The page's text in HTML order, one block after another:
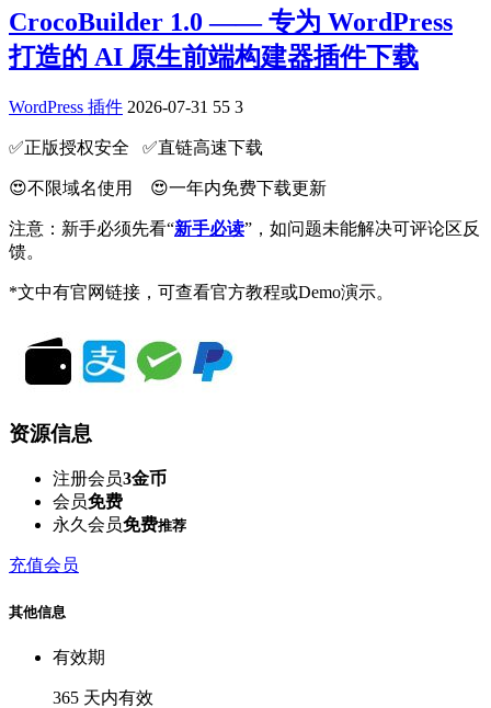
CrocoBuilder 1.0 —— 专为 WordPress
打造的 AI 原生前端构建器插件下载
WordPress 插件 2026-07-31 55 3
✅️正版授权安全 ✅️直链高速下载
😍不限域名使用 😍一年内免费下载更新
注意：新手必须先看“新手必读”，如问题未能解决可评论区反
馈。
*文中有官网链接，可查看官方教程或Demo演示。
资源信息
注册会员3金币
会员免费
永久会员免费推荐
充值会员
其他信息
有效期
365 天内有效